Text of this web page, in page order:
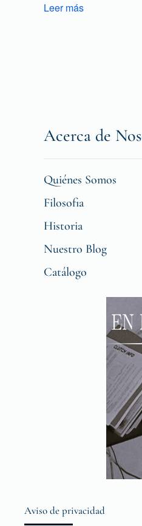
Leer más
Acerca de
Quiénes Somos
Filosofia
Historia
Nuestro Blog
Catálogo
Aviso de privacidad